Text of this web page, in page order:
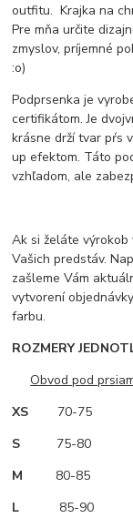
outfitu. Krajka na
Pre mňa určite
zmyslov, príjemné
:o)
Podprsenka je
certifikátom. Je
krásne drží tvar pŕs
up efektom. Táto
vzhľadom, ale
Ak si želáte výrokob
Vašich predstáv.
zašleme Vám
vytvorení
farbu.
ROZMERY
Obvod pod
XS 70-75
S 75-80
M 80-85
L 85-90